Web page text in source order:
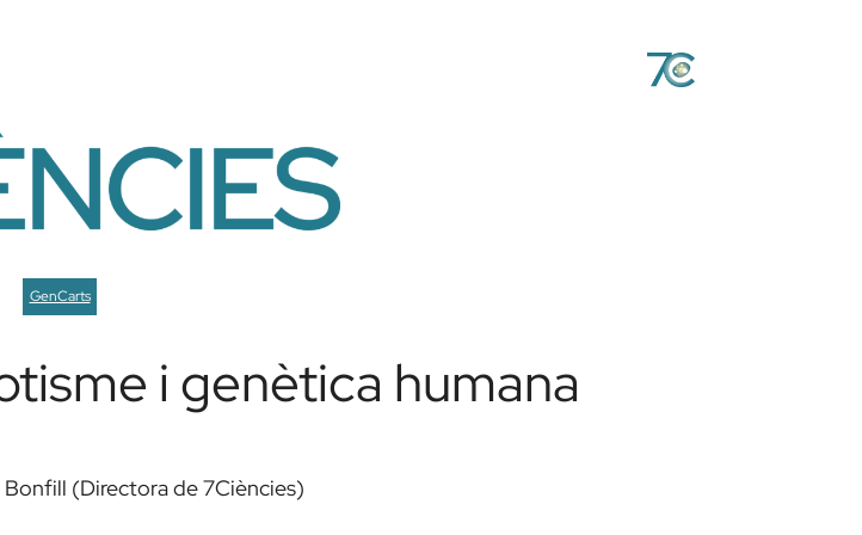
GenCarts
i genètica humana
(Directora de 7Ciències)